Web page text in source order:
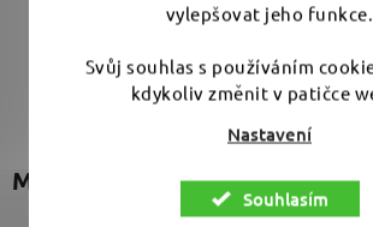
vylepšovat jeho funkce.
Svůj souhlas s používáním
kdykoliv změnit v patičce
Nastavení
Souhlasím
Anežka
Péče o detailery
Mise firmy